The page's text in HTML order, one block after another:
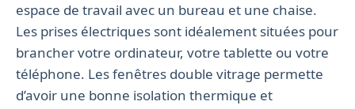
espace de travail avec un bureau et une chaise.
Les prises électriques sont idéalement situées pour
brancher votre ordinateur, votre tablette ou votre
téléphone. Les fenêtres double vitrage permette
d’avoir une bonne isolation thermique et